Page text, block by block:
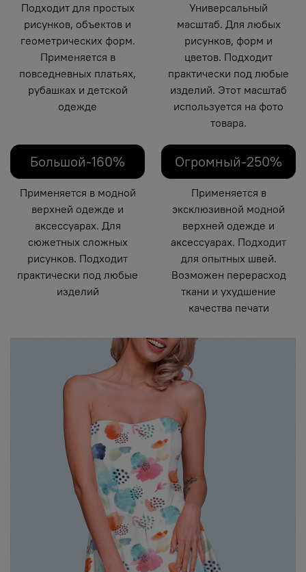
Подходит для простых
рисунков, объектов и
геометрических форм.
Применяется в
повседневных платьях,
рубашках и детской
одежде
Универсальный
масштаб. Для любых
рисунков, форм и
цветов. Подходит
практически под любые
изделий. Этот масштаб
используется на фото
товара.
Большой-160%
Применяется в модной
верхней одежде и
аксессуарах. Для
сюжетных сложных
рисунков. Подходит
практически под любые
изделий
Огромный-250%
Применяется в
эксклюзивной модной
верхней одежде и
аксессуарах. Подходит
для опытных швей.
Возможен перерасход
ткани и ухудшение
качества печати